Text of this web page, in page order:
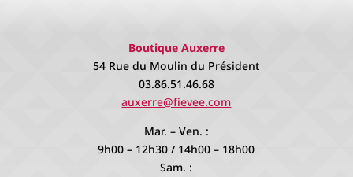
Boutique Auxerre
54 Rue du Moulin du Président
03.86.51.46.68
auxerre@fievee.com
Mar. – Ven. :
9h00 – 12h30 / 14h00 – 18h00
Sam. :